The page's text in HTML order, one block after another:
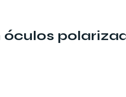
óculos